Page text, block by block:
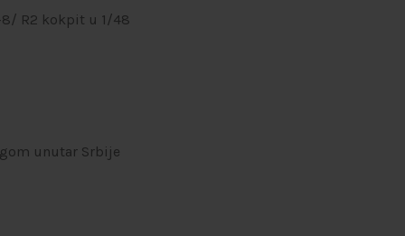
8/ R2 kokpit u 1/48
unutar Srbije